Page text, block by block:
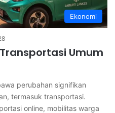
Ekonomi
Umum
perubahan signifikan
termasuk transportasi.
online, mobilitas warga